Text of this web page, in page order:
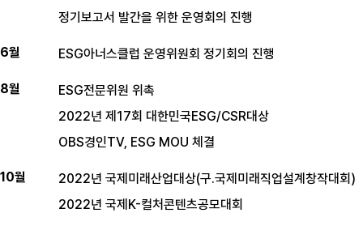
정기보고서 발간을 위한 운영회의 진행
6월 ESG아너스클럽 운영위원회 정기회의 진행
8월
ESG전문위원 위촉
2022년 제17회 대한민국ESG/CSR대상
OBS경인TV, ESG MOU 체결
10월
2022년 국제미래산업대상(구.국제미래직업설계창작대회)
2022년 국제K-컬처콘텐츠공모대회